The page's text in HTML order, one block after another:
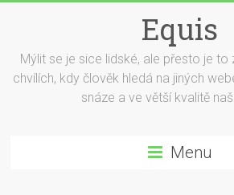
Equis
Mýlit se je sice lidské, ale přesto je to
chvílích, kdy člověk hledá na jiných
snáze a ve větší kvalitě
Menu